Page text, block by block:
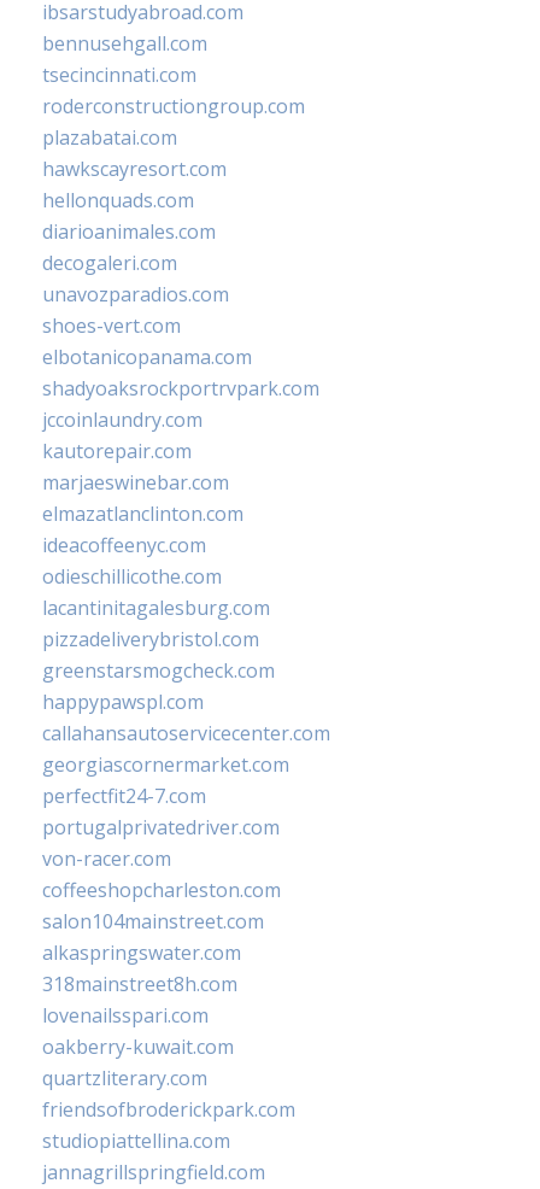
ibsarstudyabroad.com
bennusehgall.com
tsecincinnati.com
roderconstructiongroup.com
plazabatai.com
hawkscayresort.com
hellonquads.com
diarioanimales.com
decogaleri.com
unavozparadios.com
shoes-vert.com
elbotanicopanama.com
shadyoaksrockportrvpark.com
jccoinlaundry.com
kautorepair.com
marjaeswinebar.com
elmazatlanclinton.com
ideacoffeenyc.com
odieschillicothe.com
lacantinitagalesburg.com
pizzadeliverybristol.com
greenstarsmogcheck.com
happypawspl.com
callahansautoservicecenter.com
georgiascornermarket.com
perfectfit24-7.com
portugalprivatedriver.com
von-racer.com
coffeeshopcharleston.com
salon104mainstreet.com
alkaspringswater.com
318mainstreet8h.com
lovenailsspari.com
oakberry-kuwait.com
quartzliterary.com
friendsofbroderickpark.com
studiopiattellina.com
jannagrillspringfield.com